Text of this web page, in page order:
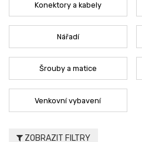
Konektory a kabely
Nářadí
Šrouby a matice
Venkovní vybavení
ZOBRAZIT FILTRY